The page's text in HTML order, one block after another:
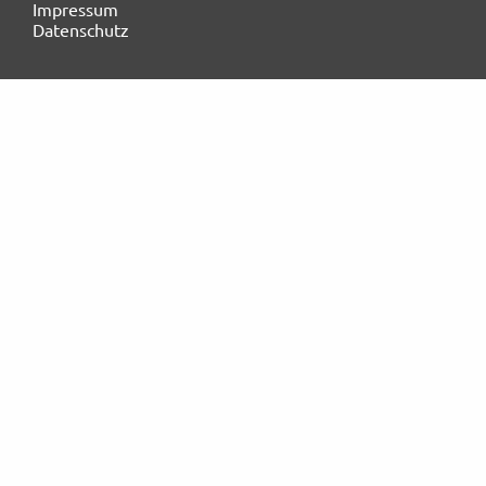
Impressum
Datenschutz
Rechtliches und AGB
Reiseversicherung